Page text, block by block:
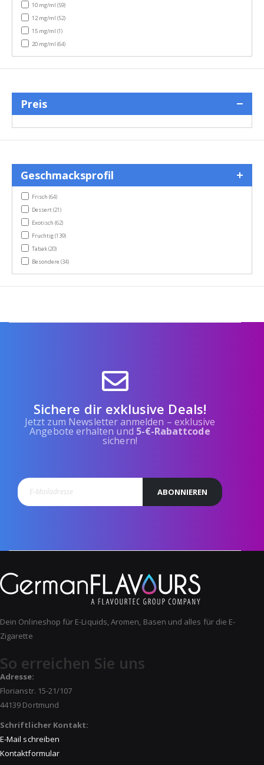
10 mg/ml(59)items
12 mg/ml(52)items
15 mg/ml(1)item
20 mg/ml(64)items
Preis
Geschmacksprofil
Frisch(64)items
Dessert(21)items
Exotisch(62)items
Fruchtig(139)items
Tabak(20)items
Besondere(34)items
Sichere dir exklusive Deals!
Jetzt zum Newsletter anmelden – exklusive
Angebote erhalten und 5-€-Rabattcode
sichern!
ABONNIEREN
Dein Onlineshop für E-Liquids, Aromen, Basen und alles für die E-
Zigarette
So erreichen Sie uns
Adresse:
Florianstr. 15-21/107
44139 Dortmund
Schriftlicher Kontakt:
E-Mail schreiben
Kontaktformular